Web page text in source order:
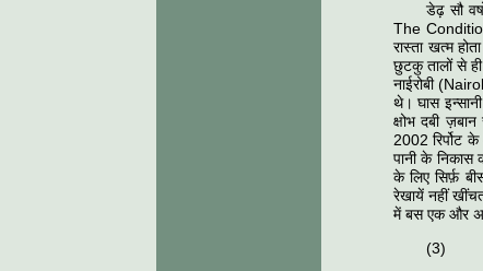
डेढ़ सौ
The
रास्ता खत्म
छुटकु तालों से
नाईरोबी
थे। घास
क्षोभ दबी
2002 रिर्पोट
पानी के निकास
के लिए सिर्फ़
रेखायें नहीं
में बस एक और
(3)